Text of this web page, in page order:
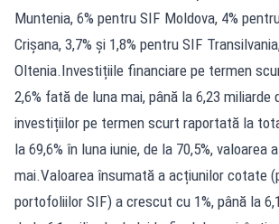
Muntenia, 6% pentru SIF Moldova, 4%
Crişana, 3,7% și 1,8% pentru SIF
Oltenia.Investițiile financiare pe termen
2,6% fată de luna mai, până la 6,23 miliarde
investițiilor pe termen scurt raportată la
la 69,6% în luna iunie, de la 70,5%, valoarea
mai.Valoarea însumată a acțiunilor cotate
portofoliilor SIF) a crescut cu 1%, până la